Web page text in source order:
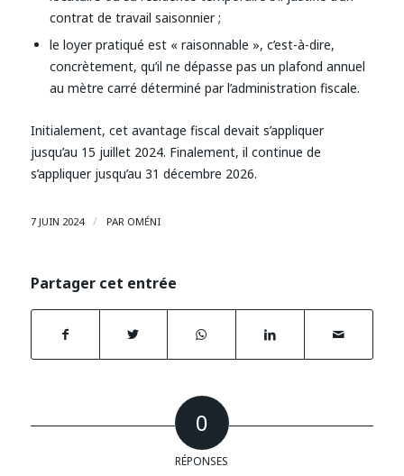
contrat de travail saisonnier ;
le loyer pratiqué est « raisonnable », c’est-à-dire,
concrètement, qu’il ne dépasse pas un plafond annuel
au mètre carré déterminé par l’administration fiscale.
Initialement, cet avantage fiscal devait s’appliquer
jusqu’au 15 juillet 2024. Finalement, il continue de
s’appliquer jusqu’au 31 décembre 2026.
7 JUIN 2024 / PAR OMÉNI
Partager cet entrée
0
RÉPONSES